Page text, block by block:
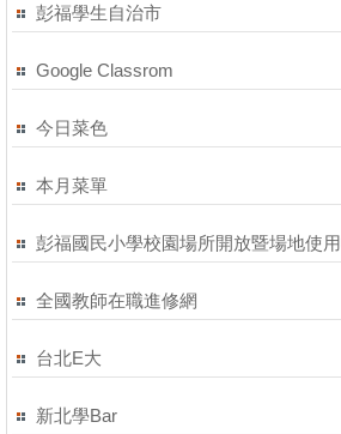
彭福學生自治市
Google Classrom
今日菜色
本月菜單
彭福國民小學校園場所開放暨場地使
全國教師在職進修網
台北E大
新北學Bar